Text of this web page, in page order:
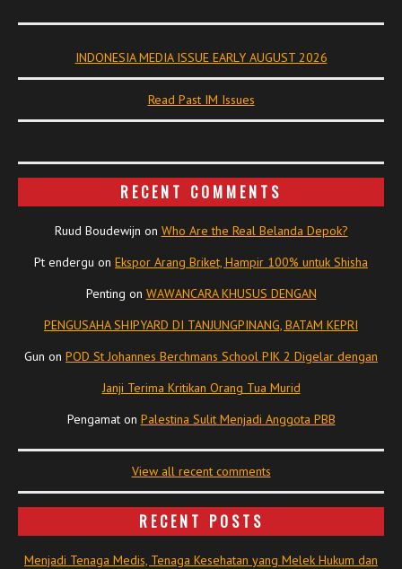
INDONESIA MEDIA ISSUE EARLY AUGUST 2026
Read Past IM Issues
RECENT COMMENTS
Ruud Boudewijn on Who Are the Real Belanda Depok?
Pt endergu on Ekspor Arang Briket, Hampir 100% untuk Shisha
Penting on WAWANCARA KHUSUS DENGAN
PENGUSAHA SHIPYARD DI TANJUNGPINANG, BATAM KEPRI
Gun on POD St Johannes Berchmans School PIK 2 Digelar dengan
Janji Terima Kritikan Orang Tua Murid
Pengamaton Palestina Sulit Menjadi Anggota PBB
View all recent comments
RECENT POSTS
Menjadi Tenaga Medis, Tenaga Kesehatan yang Melek Hukum dan